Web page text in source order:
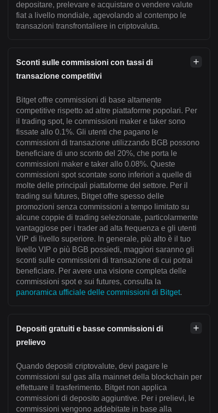
depositare, prelevare e acquistare o vendere valute
fiat a livello mondiale, agevolando al contempo le
transazioni transfrontaliere in criptovaluta.
Sconti sulle commissioni con tassi di
transazione competitivi
Bitget offre commissioni di base altamente
competitive rispetto ad altre piattaforme popolari. Per
il trading spot, le commissioni maker e taker sono
fissate allo 0.1%. Gli utenti che pagano le
commissioni di transazione utilizzando BGB possono
beneficiare di uno sconto del 20%, che porta le
commissioni maker e taker allo 0.08%. Queste
commissioni spot scontate sono inferiori a quelle di
molte delle principali piattaforme del settore. Per il
trading sui futures, Bitget offre spesso delle
promozioni senza commissioni a tempo limitato su
alcune coppie di trading selezionate, particolarmente
vantaggiose per i trader ad alta frequenza e gli utenti
VIP di livello superiore. In generale, più alto è il tuo
livello VIP o più BGB possiedi, maggiori saranno gli
sconti sulle commissioni di transazione di cui potrai
beneficiare. Per avere una visione completa delle
commissioni spot e sui futures, consulta la
panoramica ufficiale delle commissioni di Bitget.
Depositi gratuiti e basse commissioni di
prelievo
Quando depositi criptovalute, devi pagare le
commissioni sul gas alla mainnet della blockchain per
effettuare il trasferimento. Bitget non applica
commissioni di deposito aggiuntive. Per i prelievi, le
commissioni vengono addebitate in base alla